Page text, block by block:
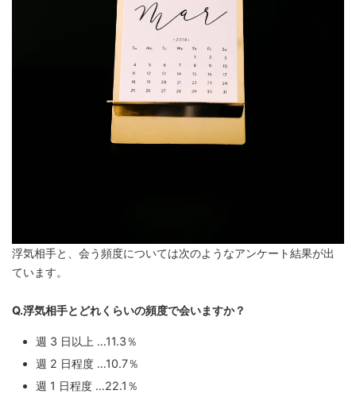
浮気相手と、会う頻度については次のようなアンケート結果が出
ています。
Q.浮気相手とどれくらいの頻度で会いますか？
週 3 日以上 …11.3％
週 2 日程度 …10.7％
週 1 日程度 …22.1％